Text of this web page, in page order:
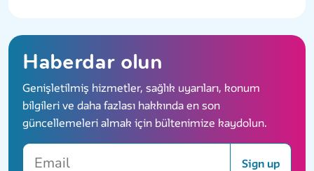
Haberdar olun
Genişletilmiş hizmetler, sağlık uyarıları, konum
bilgileri ve daha fazlası hakkında en son
güncellemeleri almak için bültenimize kaydolun.
Email
Sign up